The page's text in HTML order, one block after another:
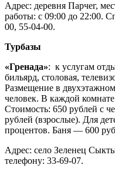
Адрес: деревня Парчег,
работы: с 09:00 до 22:00.
00, 55-04-00.
Турбазы
«Гренада»: к услугам
бильярд, столовая,
Размещение в
человек. В каждой
Стоимость: 650 рублей с
рублей (взрослые). Для
процентов. Баня — 600
Адрес: село Зеленец
телефону: 33-69-07.